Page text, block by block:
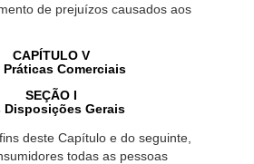
de prejuízos causados aos
CAPÍTULO V
Práticas Comerciais
SEÇÃO I
Disposições Gerais
deste Capítulo e do seguinte,
todas as pessoas